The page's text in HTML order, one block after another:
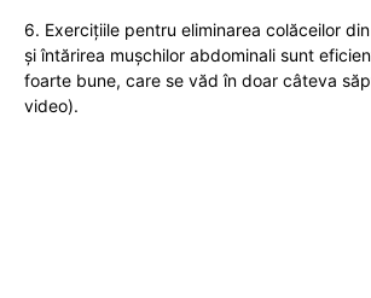
6. Exercițiile pentru eliminarea colăceilor
și întărirea mușchilor abdominali sunt
foarte bune, care se văd în doar câteva
video).